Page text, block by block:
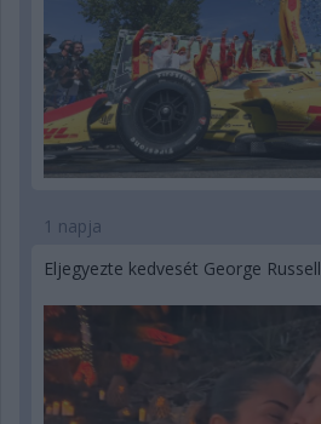
1 napja
Eljegyezte kedvesét George Russell